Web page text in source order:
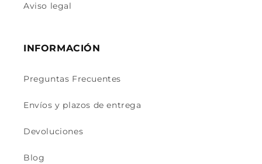
Aviso legal
INFORMACIÓN
Preguntas Frecuentes
Envíos y plazos de entrega
Devoluciones
Blog